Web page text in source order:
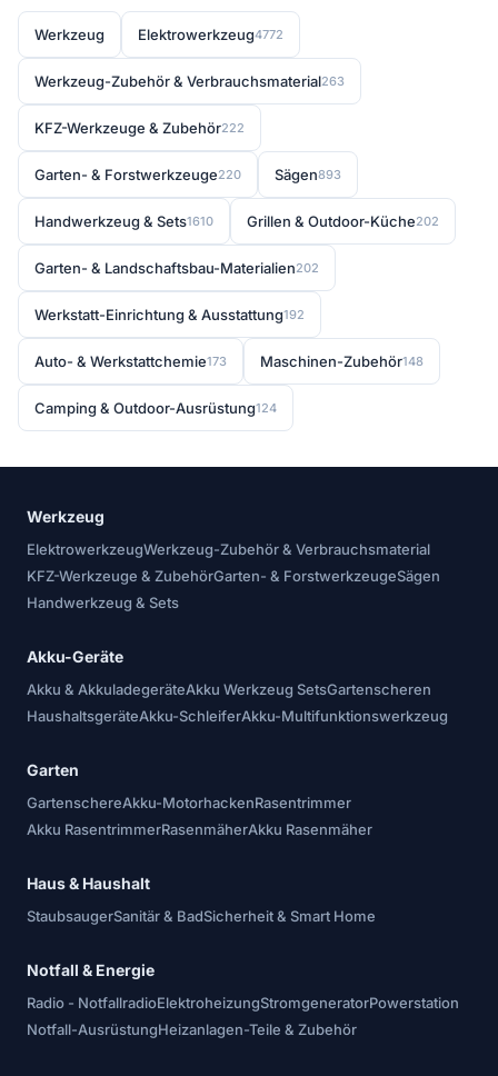
Werkzeug Elektrowerkzeug4772
Werkzeug-Zubehör & Verbrauchsmaterial263
KFZ-Werkzeuge & Zubehör222
Garten- & Forstwerkzeuge220 Sägen893
Handwerkzeug & Sets1610 Grillen & Outdoor-Küche202
Garten- & Landschaftsbau-Materialien202
Werkstatt-Einrichtung & Ausstattung192
Auto- & Werkstattchemie173 Maschinen-Zubehör148
Camping & Outdoor-Ausrüstung124
Werkzeug
ElektrowerkzeugWerkzeug-Zubehör & Verbrauchsmaterial
KFZ-Werkzeuge & ZubehörGarten- & ForstwerkzeugeSägen
Handwerkzeug & Sets
Akku-Geräte
Akku & AkkuladegeräteAkku Werkzeug SetsGartenscheren
HaushaltsgeräteAkku-SchleiferAkku-Multifunktionswerkzeug
Garten
GartenschereAkku-MotorhackenRasentrimmer
Akku RasentrimmerRasenmäherAkku Rasenmäher
Haus & Haushalt
StaubsaugerSanitär & BadSicherheit & Smart Home
Notfall & Energie
Radio - NotfallradioElektroheizungStromgeneratorPowerstation
Notfall-AusrüstungHeizanlagen-Teile & Zubehör